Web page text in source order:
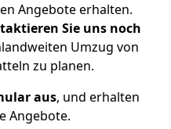
Angebote erhalten.
Sie uns noch
Umzug von
zu planen.
aus, und erhalten
Angebote.